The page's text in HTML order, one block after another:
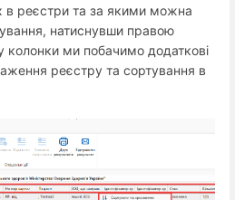
в реєстри та за якими можна
натиснувши правою
ми побачимо додаткові
реєстру та сортування в